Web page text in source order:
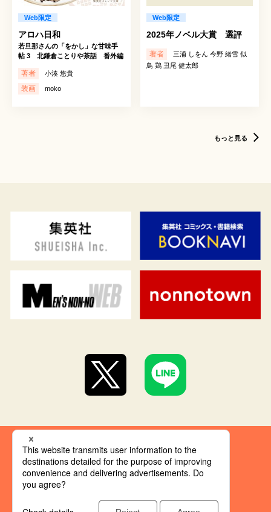
Web限定
アロハ日和
若旦那さんの「をかし」な甘味手
帖 3 北鎌倉ことりや茶話 番外編
著者 小湊 悠貴
装画 moko
Web限定
2025年ノベル大賞 選評
著者
三浦 しをん 今野 緒雪 似
鳥 鶏 丑尾 健太郎
もっと見る
集英社 オレンジ文庫とは
創刊にあたって
推奨環境
集英社の個人情報取り扱い